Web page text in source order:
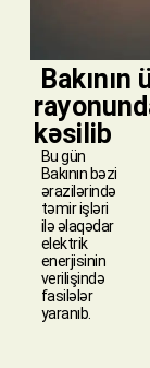
Bakının
kəsilib
Bu gün
Bakının bəzi
ərazilərində
təmir işləri
ilə əlaqədar
elektrik
enerjisinin
verilişində
fasilələr
yaranıb.